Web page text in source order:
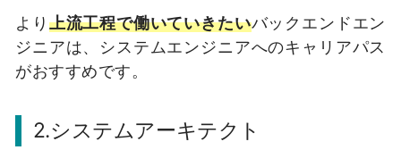
より 上流工程で働いていきたいバックエンドエン
ジニアは、システムエンジニアへのキャリアパス
がおすすめです。
2.システムアーキテクト